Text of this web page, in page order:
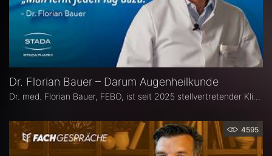
Dr. Florian Bauer – Darum Augenheilkunde
4595